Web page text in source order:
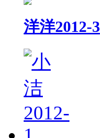
洋洋2012-3